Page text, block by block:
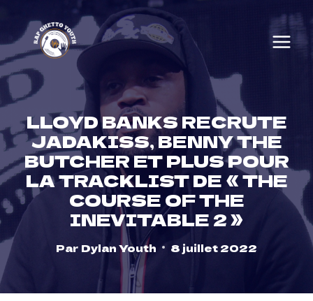
content
LLOYD BANKS RECRUTE
JADAKISS, BENNY THE
BUTCHER ET PLUS POUR
LA TRACKLIST DE « THE
COURSE OF THE
INEVITABLE 2 »
Par Dylan Youth 8 juillet 2022